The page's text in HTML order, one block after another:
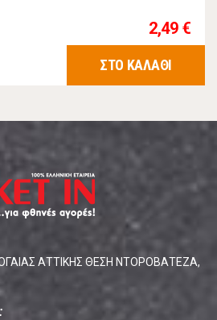
2,49 €
ΣΤΟ ΚΑΛΑΘΙ
ΑΤΤΙΚΗΣ ΘΕΣΗ ΝΤΟΡΟΒΑΤΕΖΑ,